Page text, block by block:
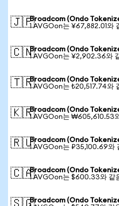
🇯🇵Broadcom (Ondo
1 AVGOon는 ¥67,882.01와
🇨🇳Broadcom (Ondo
1 AVGOon는 ¥2,902.36와
🇹🇷Broadcom (Ondo
1 AVGOon는 ₺20,517.74와
🇰🇷Broadcom (Ondo
1 AVGOon는 ₩605,610.53
🇷🇺Broadcom (Ondo
1 AVGOon는 ₽35,100.69와
🇨🇦Broadcom (Ondo
1 AVGOon는 $600.33와 같
Broadcom (Ondo